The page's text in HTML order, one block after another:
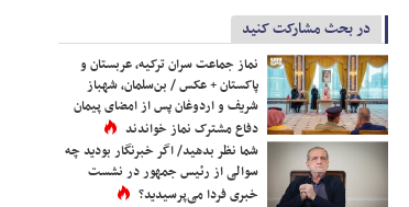
در بحث مشارکت کنید
نماز جماعت سران ترکیه، عربستان و
پاکستان + عکس / بن‌سلمان، شهباز
شریف و اردوغان پس از امضای پیمان
دفاع مشترک نماز خواندند
شما نظر بدهید/ اگر خبرنگار بودید چه
سوالی از رئیس جمهور در نشست
خبری فردا می‌پرسیدید؟